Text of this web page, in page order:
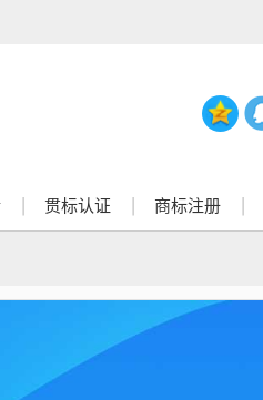
贯标认证 商标注册